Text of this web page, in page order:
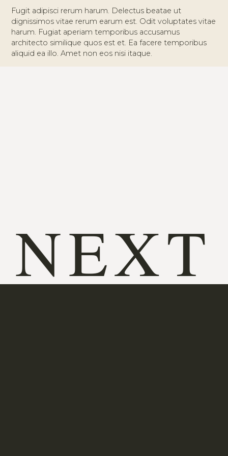
Fugit adipisci rerum harum. Delectus beatae ut
dignissimos vitae rerum earum est. Odit voluptates vitae
harum. Fugiat aperiam temporibus accusamus
architecto similique quos est et. Ea facere temporibus
aliquid ea illo. Amet non eos nisi itaque.
NEXT